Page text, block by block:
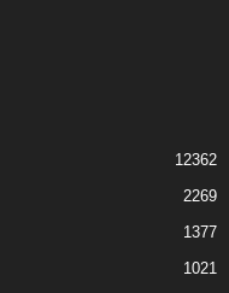
12362
2269
1377
1021